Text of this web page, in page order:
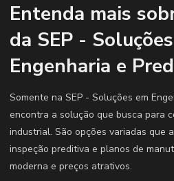
Entenda mais
da SEP -
Engenharia e
Somente na SEP - Soluções em
encontra a solução que busca para
industrial. São opções variadas que
inspeção preditiva e planos de
moderna e preços atrativos.